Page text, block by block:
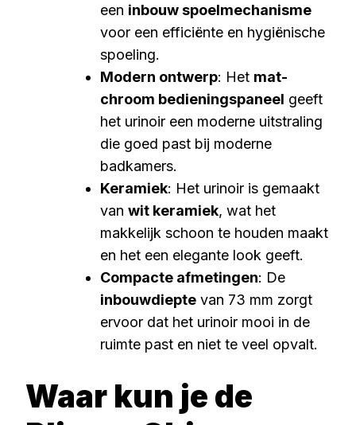
een inbouw spoelmechanisme
voor een efficiënte en hygiënische
spoeling.
Modern ontwerp: Het mat-
chroom bedieningspaneel geeft
het urinoir een moderne uitstraling
die goed past bij moderne
badkamers.
Keramiek: Het urinoir is gemaakt
van wit keramiek, wat het
makkelijk schoon te houden maakt
en het een elegante look geeft.
Compacte afmetingen: De
inbouwdiepte van 73 mm zorgt
ervoor dat het urinoir mooi in de
ruimte past en niet te veel opvalt.
Waar kun je de